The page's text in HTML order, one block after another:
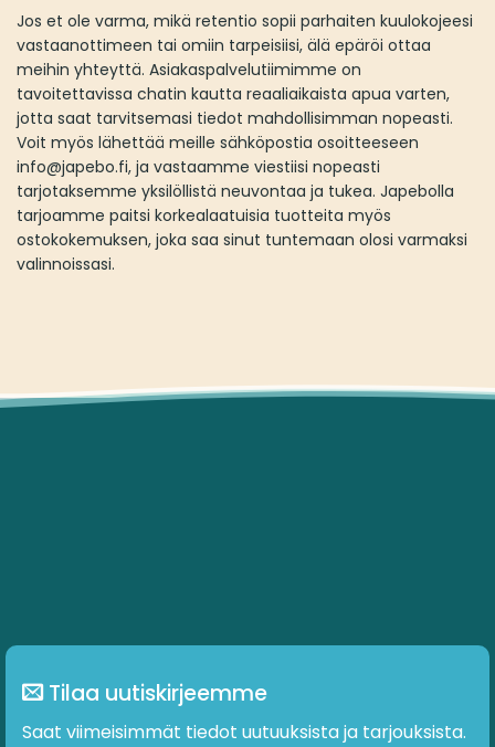
Jos et ole varma, mikä retentio sopii parhaiten kuulokojeesi
vastaanottimeen tai omiin tarpeisiisi, älä epäröi ottaa
meihin yhteyttä. Asiakaspalvelutiimimme on
tavoitettavissa chatin kautta reaaliaikaista apua varten,
jotta saat tarvitsemasi tiedot mahdollisimman nopeasti.
Voit myös lähettää meille sähköpostia osoitteeseen
info@japebo.fi, ja vastaamme viestiisi nopeasti
tarjotaksemme yksilöllistä neuvontaa ja tukea. Japebolla
tarjoamme paitsi korkealaatuisia tuotteita myös
ostokokemuksen, joka saa sinut tuntemaan olosi varmaksi
valinnoissasi.
Tilaa uutiskirjeemme
Saat viimeisimmät tiedot uutuuksista ja tarjouksista.